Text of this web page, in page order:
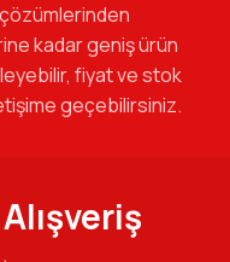
kadar geniş ürün
fiyat ve stok
geçebilirsiniz.